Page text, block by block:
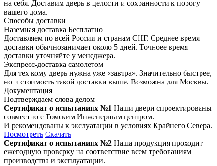
на себя. Доставим дверь в целости и сохранности к порогу
вашего дома.
Способы доставки
Наземная доставка Бесплатно
Доставляем по всей России и странам СНГ. Среднее время
доставки обычнозанимает около 5 дней. Точноее время
доставки уточняйте у менеджера.
Экспресс-доставка самолетом
Для тех кому дверь нужна уже «завтра». Значительно быстрее,
но и стоимость такой доставки выше. Возможна для Москвы.
Документация
Подтверждаем слова делом
Сертификат о испытаниях №1 Наши двери спроектированы
совместно с Томским Инженерным центром.
И рекомендованы к экслуатации в условиях Крайнего Севера.
Посмотреть Скачать
Сертификат о испытаниях №2 Наша продукция проходит
ежегодную проверку на соответствие всем требованиям
производства и эксплуатации.